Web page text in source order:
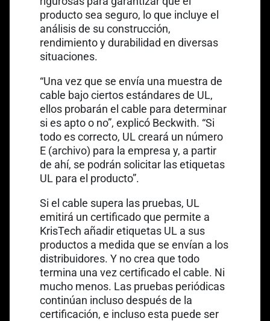
producto sea seguro, lo que incluye el
análisis de su construcción,
rendimiento y durabilidad en diversas
situaciones.
“Una vez que se envía una muestra de
cable bajo ciertos estándares de UL,
ellos probarán el cable para determinar
si es apto o no”, explicó Beckwith. “Si
todo es correcto, UL creará un número
E (archivo) para la empresa y, a partir
de ahí, se podrán solicitar las etiquetas
UL para el producto”.
Si el cable supera las pruebas, UL
emitirá un certificado que permite a
KrisTech añadir etiquetas UL a sus
productos a medida que se envían a los
distribuidores. Y no crea que todo
termina una vez certificado el cable. Ni
mucho menos. Las pruebas periódicas
continúan incluso después de la
certificación, e incluso esta puede ser